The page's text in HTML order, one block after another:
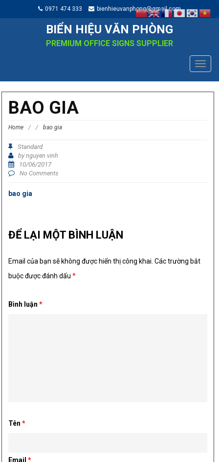
0971 474 333 bienhieuvanphong@gmail.com
BIỂN HIỆU VĂN PHÒNG
PREMIUM OFFICE SIGNS SUPPLIER
BAO GIA
Home / / bao gia
Standard
bynguyen vinh
10/06/2017
No Comments
bao gia
ĐỂ LẠI MỘT BÌNH LUẬN
Email của bạn sẽ không được hiển thị công khai. Các trường bắt
buộc được đánh dấu*
Bình luận*
Tên*
Email*